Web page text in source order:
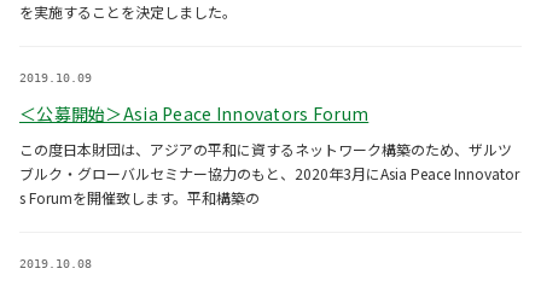
を実施することを決定しました。
＜公募開始＞Asia Peace Innovators Forum
2019.10.09
この度日本財団は、アジアの平和に資するネットワーク構築のため、ザルツ
ブルク・グローバルセミナー協力のもと、2020年3月にAsia Peace Innovator
s Forumを開催致します。平和構築の
2019.10.08